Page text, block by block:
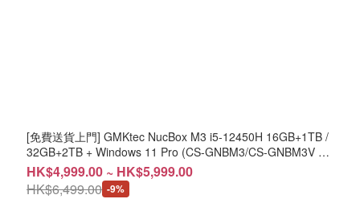
[免費送貨上門] GMKtec NucBox M3 i5-12450H 16GB+1TB /
32GB+2TB + Windows 11 Pro (CS-GNBM3/CS-GNBM3V +
LB-PCNB) #2年保養
HK$4,999.00 ~ HK$5,999.00
HK$6,499.00 -9%